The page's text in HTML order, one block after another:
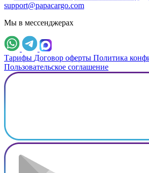
support@papacargo.com
Мы в мессенджерах
Тарифы Договор оферты Политика
Пользовательское соглашение